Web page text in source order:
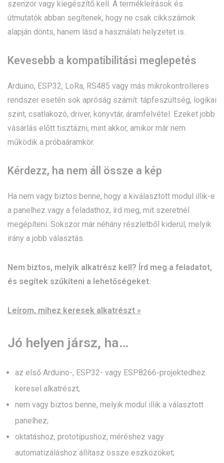
szenzor vagy kiegészítő kell. A termékleírások és
útmutatók abban segítenek, hogy ne csak cikkszámok
alapján dönts, hanem lásd a használati helyzetet is.
Kevesebb a kompatibilitási meglepetés
Arduino, ESP32, LoRa, RS485 vagy más mikrokontrolleres
rendszer esetén sok apróság számít: tápfeszültség, logikai
szint, csatlakozó, driver, könyvtár, áramfelvétel. Ezeket jobb
vásárlás előtt tisztázni, mint akkor, amikor már nem
működik a próbaáramkör.
Kérdezz, ha nem áll össze a kép
Ha nem vagy biztos benne, hogy a kiválasztott modul illik-e
a panelhez vagy a feladathoz, írd meg, mit szeretnél
megépíteni. Sokszor már néhány részletből kiderül, melyik
irány a jobb választás.
Nem biztos, melyik alkatrész kell? Írd meg a feladatot,
és segítek szűkíteni a lehetőségeket.
Leírom, mihez keresek alkatrészt »
Jó helyen jársz, ha…
az első Arduino-, ESP32- vagy ESP8266-projektedhez
keresel alkatrészt;
nem vagy biztos benne, melyik modul illik a választott
panelhez;
oktatáshoz, prototípushoz, méréshez vagy
automatizáláshoz állítasz össze eszközöket;